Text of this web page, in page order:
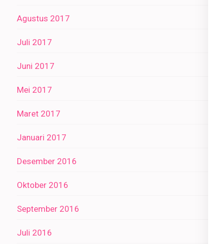
Agustus 2017
Juli 2017
Juni 2017
Mei 2017
Maret 2017
Januari 2017
Desember 2016
Oktober 2016
September 2016
Juli 2016